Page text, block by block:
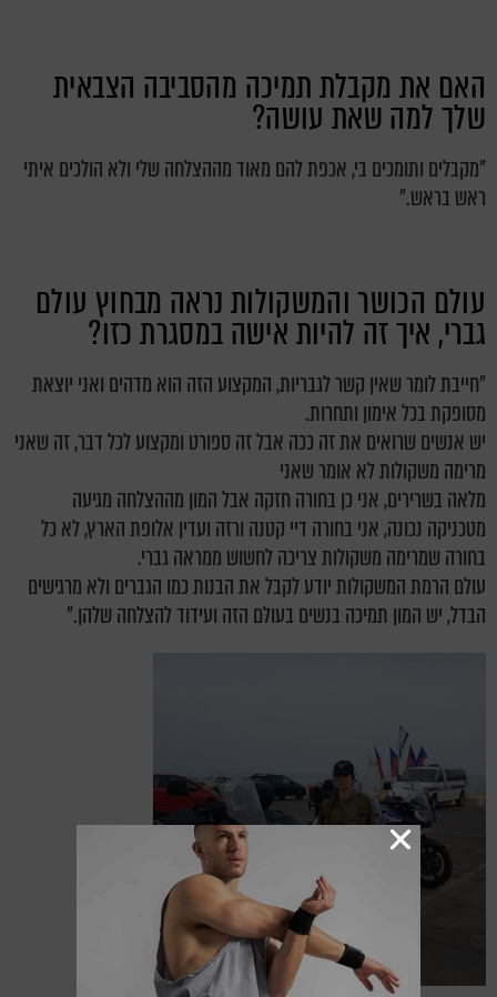
האם את מקבלת תמיכה מהסביבה הצבאית
שלך למה שאת עושה?
"מקבלים ותומכים בי, אכפת להם מאוד מההצלחה שלי ולא הולכים איתי
ראש בראש."
עולם הכושר והמשקולות נראה מבחוץ עולם
גברי, איך זה להיות אישה במסגרת כזו?
"חייבת לומר שאין קשר לגבריות, המקצוע הזה הוא מדהים ואני יוצאת
מסופקת בכל אימון ותחרות.
יש אנשים שרואים את זה ככה אבל זה ספורט ומקצוע לכל דבר, זה שאני
מרימה משקולות לא אומר שאני
מלאה בשרירים, אני כן בחורה חזקה אבל המון מההצלחה מגיעה
מטכניקה נכונה, אני בחורה דיי קטנה ורזה ועדין אלופת הארץ, לא כל
בחורה שמרימה משקולות צריכה לחשוש ממראה גברי.
עולם הרמת המשקולות יודע לקבל את הבנות כמו הגברים ולא מרגישים
הבדל, יש המון תמיכה בנשים בעולם הזה ועידוד להצלחה שלהן."